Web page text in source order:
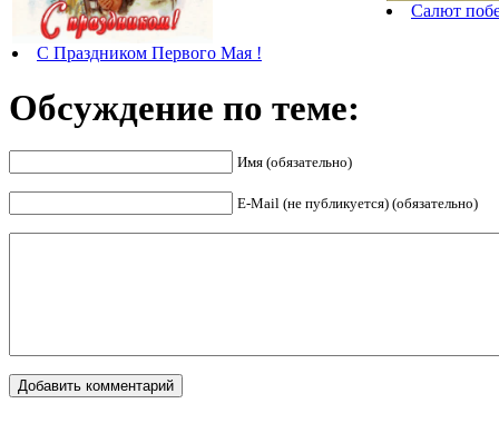
С Праздником Первого Мая !
Салют
Обсуждение по теме:
Имя (обязательно)
E-Mail (не публикуется) (обязательно)